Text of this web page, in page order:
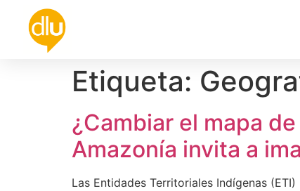
Etiqueta:
¿Cambiar el mapa
Amazonía invita a
Las Entidades Territoriales Indígenas